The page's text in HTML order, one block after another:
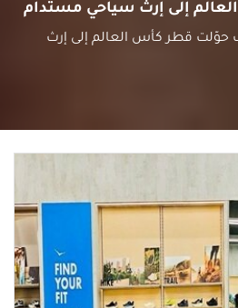
إلى إرث سياحي مستدام
حوّلت قطر كأس العالم إلى إرث